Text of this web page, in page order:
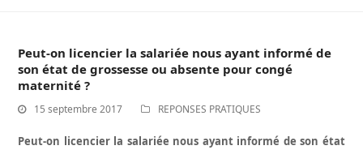
Peut-on licencier la salariée nous ayant informé de
son état de grossesse ou absente pour congé
maternité ?
15 septembre 2017 REPONSES PRATIQUES
Peut-on licencier la salariée nous ayant informé de son état